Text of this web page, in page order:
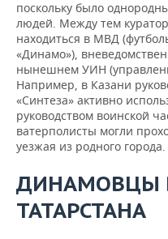
поскольку было
людей. Между тем
находиться в МВД
«Динамо»),
нынешнем УИН
Например, в Казани
«Синтеза» активно
руководством воинской
ватерполисты могли
уезжая из родного города.
ДИНАМОВЦЫ
ТАТАРСТАНА